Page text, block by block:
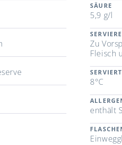
SÄURE
5,9 g/l
Zu
Fleisch
8°C
enthält